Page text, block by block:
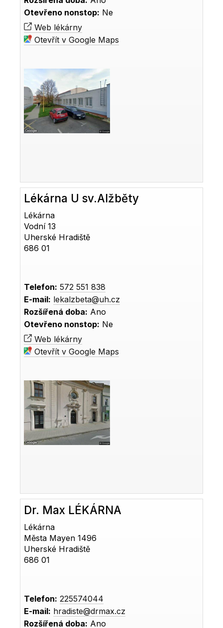
Otevřeno nonstop: Ne
Web lékárny
Otevřít v Google Maps
Lékárna U sv.Alžběty
Lékárna
Vodní 13
Uherské Hradiště
686 01
Telefon: 572 551 838
E-mail: lekalzbeta@uh.cz
Rozšířená doba: Ano
Otevřeno nonstop: Ne
Web lékárny
Otevřít v Google Maps
Dr. Max LÉKÁRNA
Lékárna
Města Mayen 1496
Uherské Hradiště
686 01
Telefon: 225574044
E-mail: hradiste@drmax.cz
Rozšířená doba: Ano